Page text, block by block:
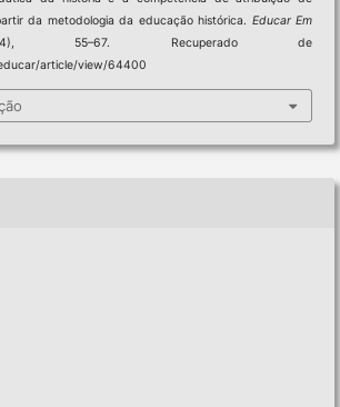
da metodologia da educação histórica. Educar Em
55–67. Recuperado de
article/view/64400